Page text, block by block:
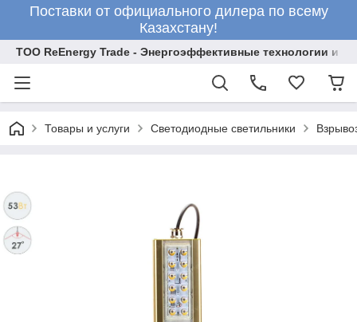
Поставки от официального дилера по всему
Казахстану!
ТОО ReEnergy Trade - Энергоэффективные технологии и
Товары и услуги Светодиодные светильники